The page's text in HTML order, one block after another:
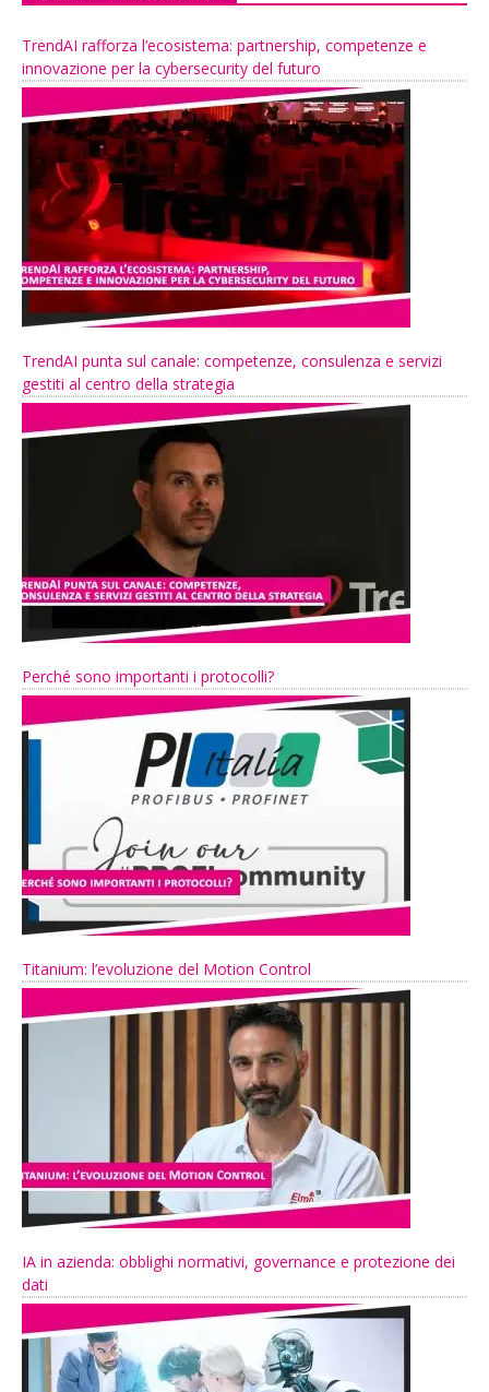
TrendAI rafforza l’ecosistema: partnership, competenze e
innovazione per la cybersecurity del futuro
TrendAI punta sul canale: competenze, consulenza e servizi
gestiti al centro della strategia
Perché sono importanti i protocolli?
Titanium: l’evoluzione del Motion Control
IA in azienda: obblighi normativi, governance e protezione dei
dati